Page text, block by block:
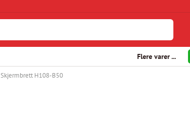
Flere varer ...
Skjermbrett H108-B50